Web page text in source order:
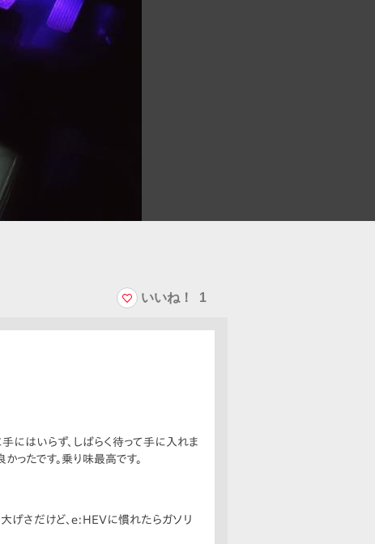
いいね！ 1
にはいらず、しばらく待って手に入れま
ったです。乗り味最高です。
げさだけど、e:HEVに慣れたらガソリ